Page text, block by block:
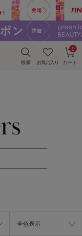
検索 お気に入り カート
0
全色表示